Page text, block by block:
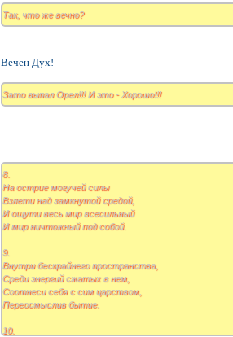
Так, что же вечно?
Вечен Дух!
Зато выпал Орел!!! И это - Хорошо!!!
8.
На острие могучей силы
Взлети над замкнутой средой,
И ощути весь мир всесильный
И мир ничтожный под собой.
9.
Внутри бескрайнего пространства,
Среди энергий сжатых в нем,
Соотнеси себя с сим царством,
Переосмыслив бытие.
10.